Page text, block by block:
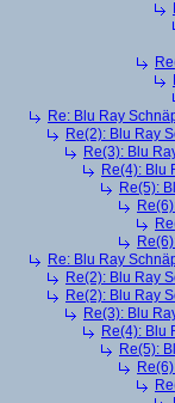
Re: Blu Ray
Re(2): Blu Ray
Re(3): Blu
Re(4): Blu
Re(5):
Re: Blu Ray
Re(2): Blu Ray
Re(2): Blu Ray
Re(3): Blu
Re(4): Blu
Re(5):